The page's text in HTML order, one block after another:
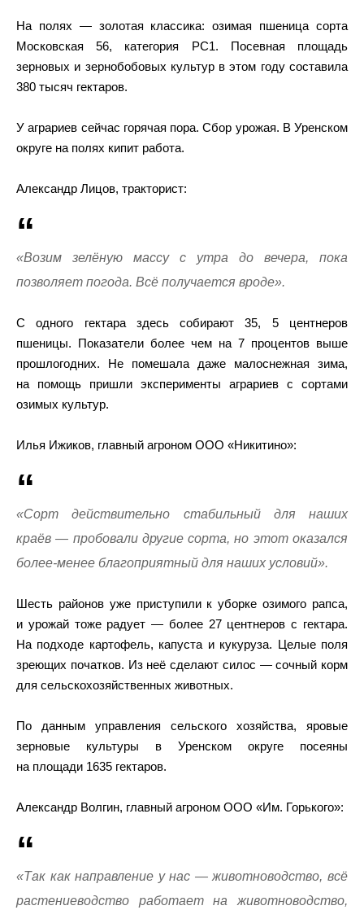
На полях — золотая классика: озимая пшеница сорта
Московская 56, категория РС1. Посевная площадь
зерновых и зернобобовых культур в этом году составила
380 тысяч гектаров.
У аграриев сейчас горячая пора. Сбор урожая. В Уренском
округе на полях кипит работа.
Александр Лицов, тракторист:
«Возим зелёную массу с утра до вечера, пока
позволяет погода. Всё получается вроде».
С одного гектара здесь собирают 35, 5 центнеров
пшеницы. Показатели более чем на 7 процентов выше
прошлогодних. Не помешала даже малоснежная зима,
на помощь пришли эксперименты аграриев с сортами
озимых культур.
Илья Ижиков, главный агроном ООО «Никитино»:
«Сорт действительно стабильный для наших
краёв — пробовали другие сорта, но этот оказался
более-менее благоприятный для наших условий».
Шесть районов уже приступили к уборке озимого рапса,
и урожай тоже радует — более 27 центнеров с гектара.
На подходе картофель, капуста и кукуруза. Целые поля
зреющих початков. Из неё сделают силос — сочный корм
для сельскохозяйственных животных.
По данным управления сельского хозяйства, яровые
зерновые культуры в Уренском округе посеяны
на площади 1635 гектаров.
Александр Волгин, главный агроном ООО «Им. Горького»:
«Так как направление у нас — животноводство, всё
растениеводство работает на животноводство,